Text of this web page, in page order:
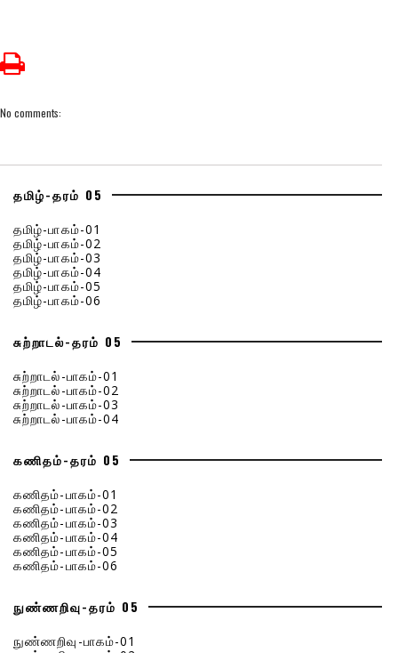
No comments:
தமிழ்-தரம் 05
தமிழ்-பாகம்-01
தமிழ்-பாகம்-02
தமிழ்-பாகம்-03
தமிழ்-பாகம்-04
தமிழ்-பாகம்-05
தமிழ்-பாகம்-06
சுற்றாடல்-தரம் 05
சுற்றாடல்-பாகம்-01
சுற்றாடல்-பாகம்-02
சுற்றாடல்-பாகம்-03
சுற்றாடல்-பாகம்-04
கணிதம்-தரம் 05
கணிதம்-பாகம்-01
கணிதம்-பாகம்-02
கணிதம்-பாகம்-03
கணிதம்-பாகம்-04
கணிதம்-பாகம்-05
கணிதம்-பாகம்-06
நுண்ணறிவு-தரம் 05
நுண்ணறிவு-பாகம்-01